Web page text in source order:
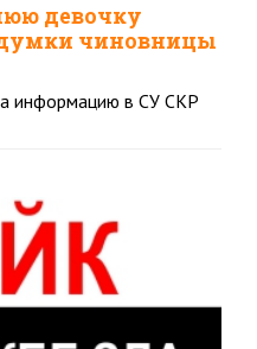
девочку
чиновницы
информацию в СУ СКР